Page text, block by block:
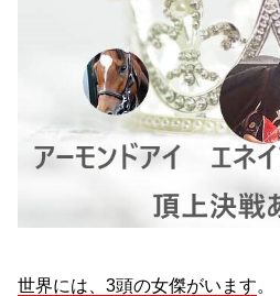
世界には、3頭の女傑がいます。